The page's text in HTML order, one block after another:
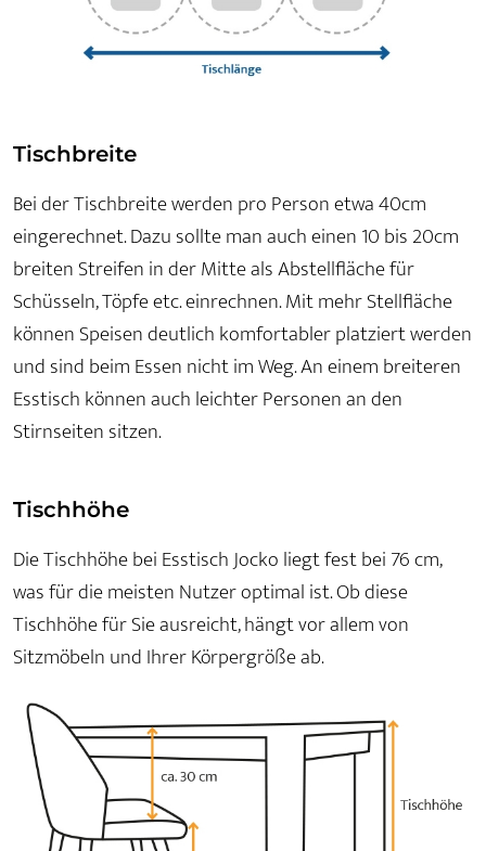
Tischbreite
Bei der Tischbreite werden pro Person etwa 40cm
eingerechnet. Dazu sollte man auch einen 10 bis 20cm
breiten Streifen in der Mitte als Abstellfläche für
Schüsseln, Töpfe etc. einrechnen. Mit mehr Stellfläche
können Speisen deutlich komfortabler platziert werden
und sind beim Essen nicht im Weg. An einem breiteren
Esstisch können auch leichter Personen an den
Stirnseiten sitzen.
Tischhöhe
Die Tischhöhe bei Esstisch Jocko liegt fest bei 76 cm,
was für die meisten Nutzer optimal ist. Ob diese
Tischhöhe für Sie ausreicht, hängt vor allem von
Sitzmöbeln und Ihrer Körpergröße ab.